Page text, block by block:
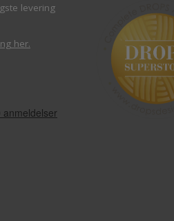
levering
her.